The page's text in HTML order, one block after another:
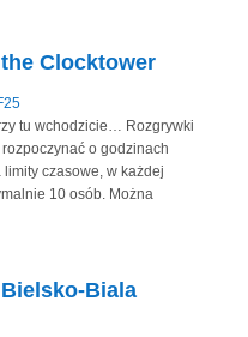
Clocktower
tu wchodzicie… Rozgrywki
o godzinach
czasowe, w każdej
10 osób. Można
Biala